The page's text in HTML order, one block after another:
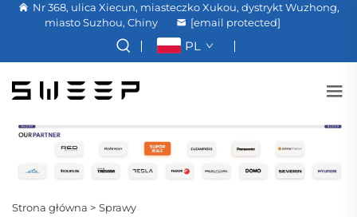
Nr 368, ulica Xiecun, miasteczko Xukou, dystrykt Wuzhong,
miasto Suzhou, Chiny
[email protected]
PL
Strona główna > Sprawy